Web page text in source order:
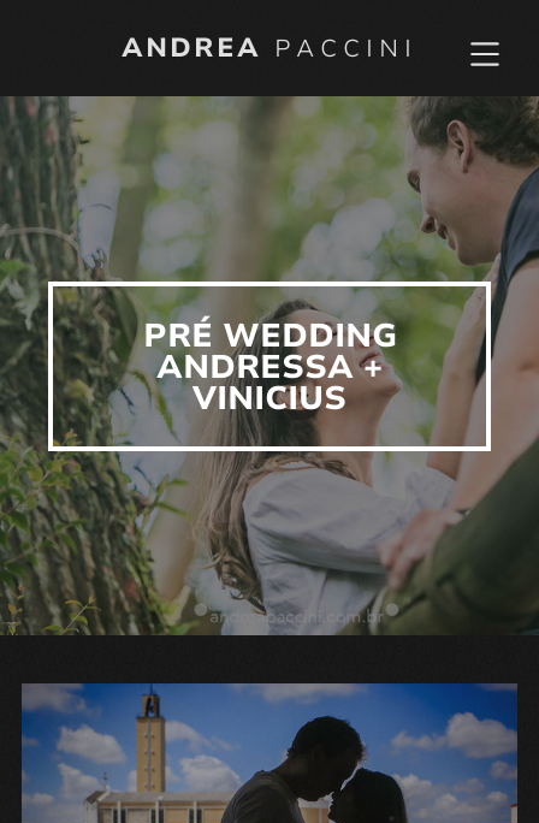
ANDREA PACCINI
PRÉ WEDDING
ANDRESSA +
VINICIUS